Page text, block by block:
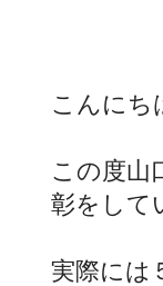
こんにち
この度山
彰をして
実際には